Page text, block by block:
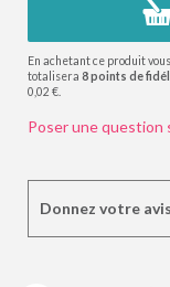
En achetant ce produit
totalisera 8points de
0,02 €
Poser une question
Donnez votre avis